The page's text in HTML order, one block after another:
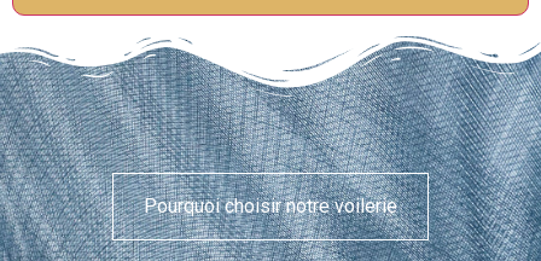
Pourquoi choisir notre voilerie